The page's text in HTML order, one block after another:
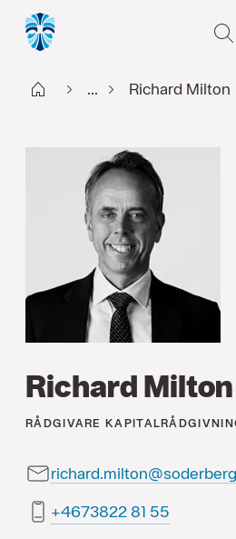
Start ... Richard Milton
Richard Milton
RÅDGIVARE
55 18 2283764+